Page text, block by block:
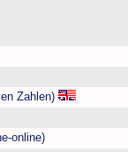
Zahlen)
online)